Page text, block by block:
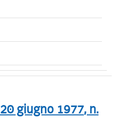
20 giugno 1977, n.